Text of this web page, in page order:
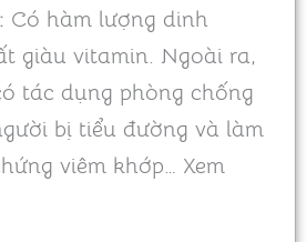
Có hàm lượng dinh
giàu vitamin. Ngoài ra,
tác dụng phòng chống
bị tiểu đường và làm
viêm khớp… Xem